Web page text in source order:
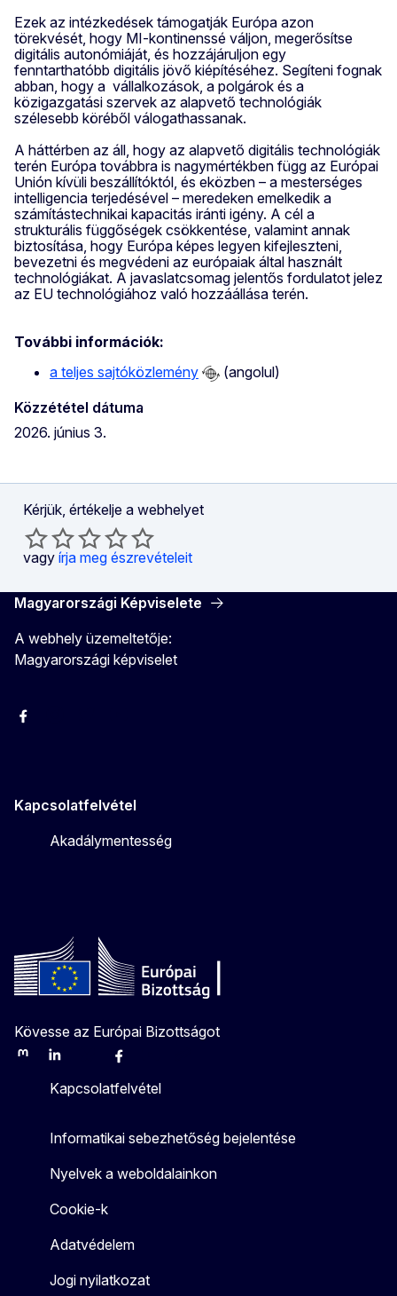
Ezek az intézkedések támogatják Európa azon
törekvését, hogy MI-kontinenssé váljon, megerősítse
digitális autonómiáját, és hozzájáruljon egy
fenntarthatóbb digitális jövő kiépítéséhez. Segíteni fognak
abban, hogy a vállalkozások, a polgárok és a
közigazgatási szervek az alapvető technológiák
szélesebb köréből válogathassanak.
A háttérben az áll, hogy az alapvető digitális technológiák
terén Európa továbbra is nagymértékben függ az Európai
Unión kívüli beszállítóktól, és eközben – a mesterséges
intelligencia terjedésével – meredeken emelkedik a
számítástechnikai kapacitás iránti igény. A cél a
strukturális függőségek csökkentése, valamint annak
biztosítása, hogy Európa képes legyen kifejleszteni,
bevezetni és megvédeni az európaiak által használt
technológiákat. A javaslatcsomag jelentős fordulatot jelez
az EU technológiához való hozzáállása terén.
További információk:
a teljes sajtóközlemény
(angolul)
Közzététel dátuma
2026. június 3.
Kérjük, értékelje a webhelyet
vagy írja meg észrevételeit
Magyarországi Képviselete
A webhely üzemeltetője:
Magyarországi képviselet
Facebook
Kapcsolatfelvétel
Akadálymentesség
Kövesse az Európai Bizottságot
MastodonLinkedInBlueskyFacebook
Kapcsolatfelvétel
Informatikai sebezhetőség bejelentése
Nyelvek a weboldalainkon
Cookie-k
Adatvédelem
Jogi nyilatkozat